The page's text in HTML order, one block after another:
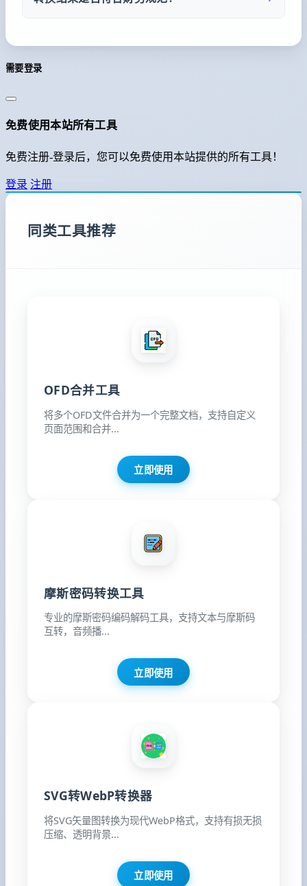
写金额完全符合银行、税务、会计等部门的要
求，可直接用于支票填写、合同签署、发票开具
等正式场合。
需要登录
免费使用本站所有工具
免费注册-登录后，您可以免费使用本站提供的所有工具！
登录 注册
同类工具推荐
OFD合并工具
将多个OFD文件合并为一个完整文档，支持自定义
页面范围和合并...
立即使用
摩斯密码转换工具
专业的摩斯密码编码解码工具，支持文本与摩斯码
互转，音频播...
立即使用
SVG转WebP转换器
将SVG矢量图转换为现代WebP格式，支持有损无损
压缩、透明背景...
立即使用